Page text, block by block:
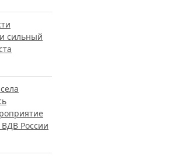
сильный
России